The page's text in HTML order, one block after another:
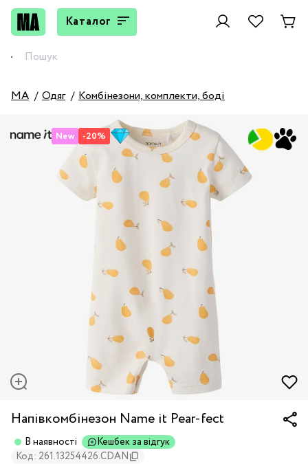
Каталог
MA Одяг Комбінезони, комплекти, боді
New -20%
Напівкомбінезон Name it Pear-fect
В наявності
Кешбек за відгук
Код: 261.13254426.CDAN